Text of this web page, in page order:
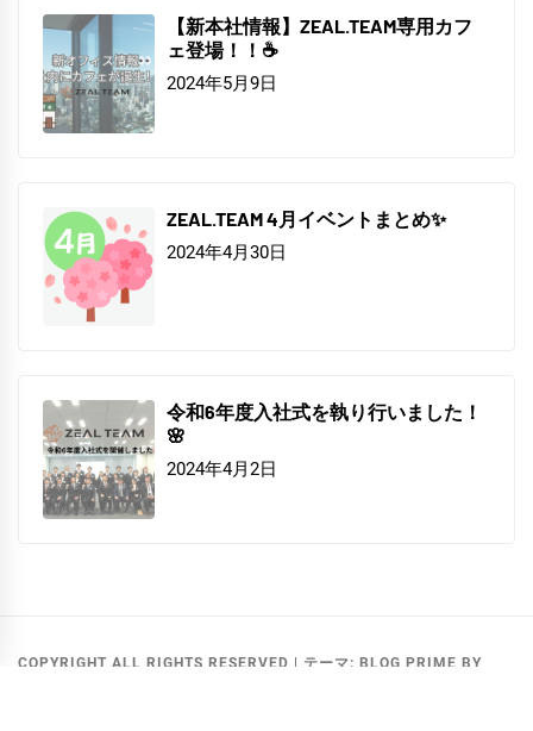
【新本社情報】ZEAL.TEAM専用カフ
ェ登場！！☕
2024年5月9日
ZEAL.TEAM 4月イベントまとめ✨
2024年4月30日
令和6年度入社式を執り行いました！
🌸
2024年4月2日
COPYRIGHT ALL RIGHTS RESERVED | テーマ: BLOG PRIME BY